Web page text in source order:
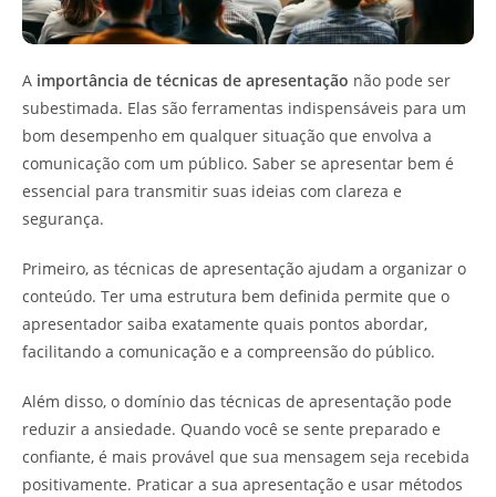
A importância de técnicas de apresentação não pode ser
subestimada. Elas são ferramentas indispensáveis para um
bom desempenho em qualquer situação que envolva a
comunicação com um público. Saber se apresentar bem é
essencial para transmitir suas ideias com clareza e
segurança.
Primeiro, as técnicas de apresentação ajudam a organizar o
conteúdo. Ter uma estrutura bem definida permite que o
apresentador saiba exatamente quais pontos abordar,
facilitando a comunicação e a compreensão do público.
Além disso, o domínio das técnicas de apresentação pode
reduzir a ansiedade. Quando você se sente preparado e
confiante, é mais provável que sua mensagem seja recebida
positivamente. Praticar a sua apresentação e usar métodos